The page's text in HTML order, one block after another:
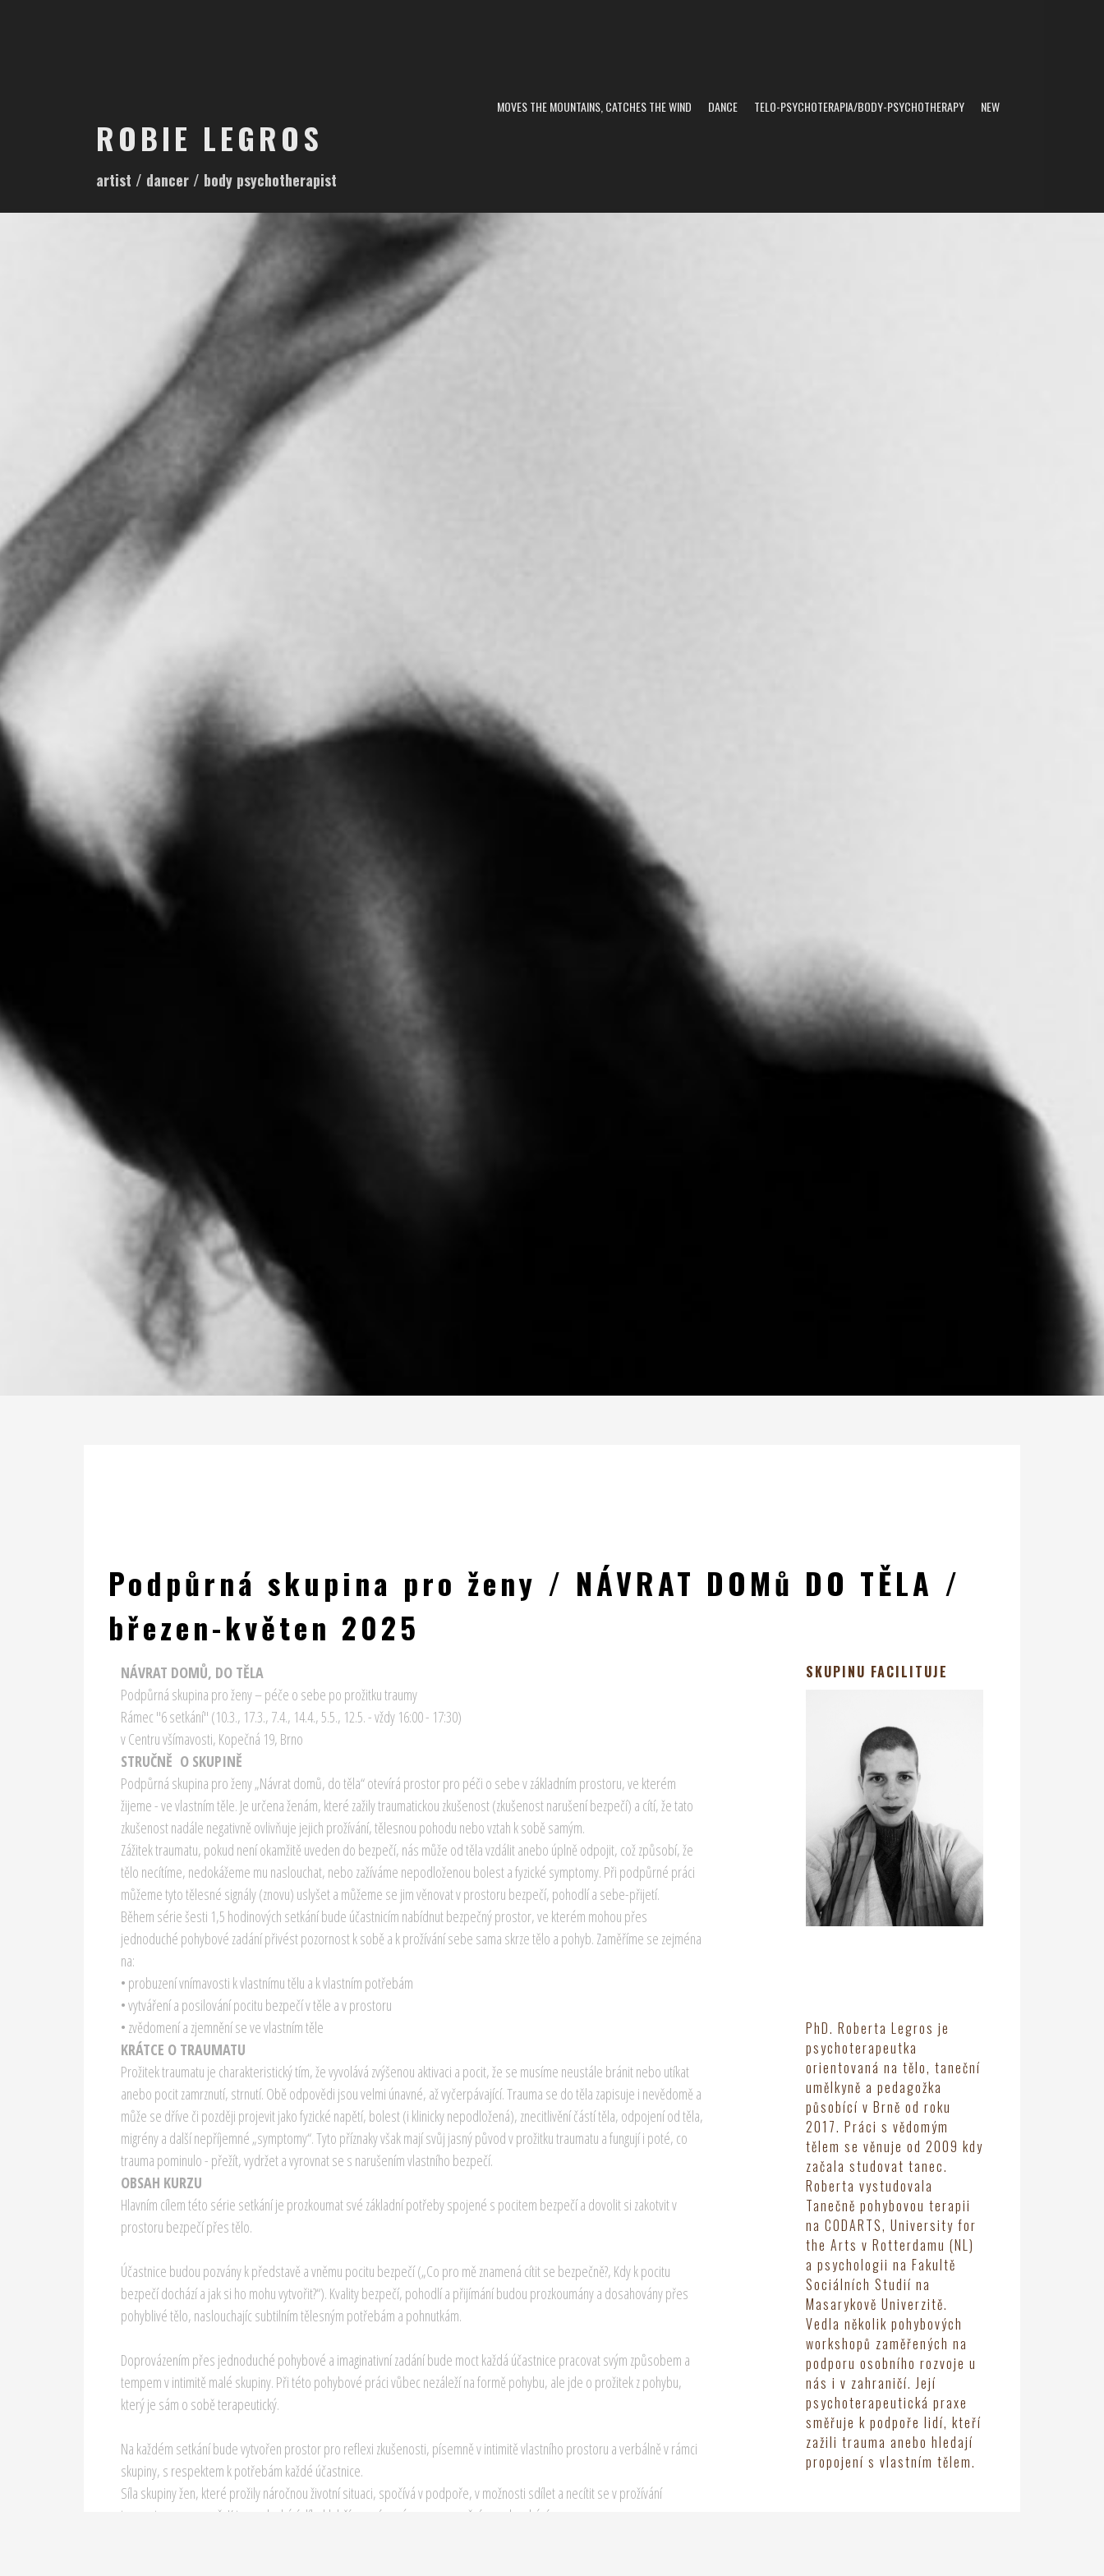
t
ROBIE LEGROS
artist / dancer / body psychotherapist
MOVES THE MOUNTAINS, CATCHES THE WIND DANCE TELO-PSYCHOTERAPIA/BODY-PSYCHOTHERAPY NEW
Podpůrná skupina pro ženy / NÁVRAT DOMů DO TĚLA /
březen-květen 2025
NÁVRAT DOMŮ, DO TĚLA
Podpůrná skupina pro ženy – péče o sebe po prožitku traumy
Rámec "6 setkání" (10.3., 17.3., 7.4., 14.4., 5.5., 12.5. - vždy 16:00 - 17:30)
v Centru všímavosti, Kopečná 19, Brno
STRUČNĚ O SKUPINĚ
Podpůrná skupina pro ženy „Návrat domů, do těla“ otevírá prostor pro péči o sebe v základním prostoru, ve kterém
žijeme - ve vlastním těle. Je určena ženám, které zažily traumatickou zkušenost (zkušenost narušení bezpečí) a cítí, že tato
zkušenost nadále negativně ovlivňuje jejich prožívání, tělesnou pohodu nebo vztah k sobě samým.
Zážitek traumatu, pokud není okamžitě uveden do bezpečí, nás může od těla vzdálit anebo úplně odpojit, což způsobí, že
tělo necítíme, nedokážeme mu naslouchat, nebo zažíváme nepodloženou bolest a fyzické symptomy. Při podpůrné práci
můžeme tyto tělesné signály (znovu) uslyšet a můžeme se jim věnovat v prostoru bezpečí, pohodlí a sebe-přijetí.
Během série šesti 1,5 hodinových setkání bude účastnicím nabídnut bezpečný prostor, ve kterém mohou přes
jednoduché pohybové zadání přivést pozornost k sobě a k prožívání sebe sama skrze tělo a pohyb. Zaměříme se zejména
na:
• probuzení vnímavosti k vlastnímu tělu a k vlastním potřebám
• vytváření a posilování pocitu bezpečí v těle a v prostoru
• zvědomení a zjemnění se ve vlastním těle
KRÁTCE O TRAUMATU
Prožitek traumatu je charakteristický tím, že vyvolává zvýšenou aktivaci a pocit, že se musíme neustále bránit nebo utíkat
anebo pocit zamrznutí, strnutí. Obě odpovědi jsou velmi únavné, až vyčerpávající. Trauma se do těla zapisuje i nevědomě a
může se dříve či později projevit jako fyzické napětí, bolest (i klinicky nepodložená), znecitlivění částí těla, odpojení od těla,
migrény a další nepříjemné „symptomy“. Tyto příznaky však mají svůj jasný původ v prožitku traumatu a fungují i poté, co
trauma pominulo - přežít, vydržet a vyrovnat se s narušením vlastního bezpečí.
OBSAH KURZU
Hlavním cílem této série setkání je prozkoumat své základní potřeby spojené s pocitem bezpečí a dovolit si zakotvit v
prostoru bezpečí přes tělo.
Účastnice budou pozvány k představě a vněmu pocitu bezpečí („Co pro mě znamená cítit se bezpečně?, Kdy k pocitu
bezpečí dochází a jak si ho mohu vytvořit?“). Kvality bezpečí, pohodlí a přijímání budou prozkoumány a dosahovány přes
pohyblivé tělo, naslouchajíc subtilním tělesným potřebám a pohnutkám.
Doprovázením přes jednoduché pohybové a imaginativní zadání bude moct každá účastnice pracovat svým způsobem a
tempem v intimitě malé skupiny. Při této pohybové práci vůbec nezáleží na formě pohybu, ale jde o prožitek z pohybu,
který je sám o sobě terapeutický.
Na každém setkání bude vytvořen prostor pro reflexi zkušenosti, písemně v intimitě vlastního prostoru a verbálně v rámci
skupiny, s respektem k potřebám každé účastnice.
Síla skupiny žen, které prožily náročnou životní situaci, spočívá v podpoře, v možnosti sdílet a necítit se v prožívání
traumatu osamoceně. K tomu dochází díky hlubšímu vnímavému porozumění a naslouchání.
SKUPINU FACILITUJE
PhD. Roberta Legros je
psychoterapeutka
orientovaná na tělo, taneční
umělkyně a pedagožka
působící v Brně od roku
2017. Práci s vědomým
tělem se věnuje od 2009 kdy
začala studovat tanec.
Roberta vystudovala
Tanečně pohybovou terapii
na CODARTS, University for
the Arts v Rotterdamu (NL)
a psychologii na Fakultě
Sociálních Studií na
Masarykově Univerzitě.
Vedla několik pohybových
workshopů zaměřených na
podporu osobního rozvoje u
nás i v zahraničí. Její
psychoterapeutická praxe
směřuje k podpoře lidí, kteří
zažili trauma anebo hledají
propojení s vlastním tělem.